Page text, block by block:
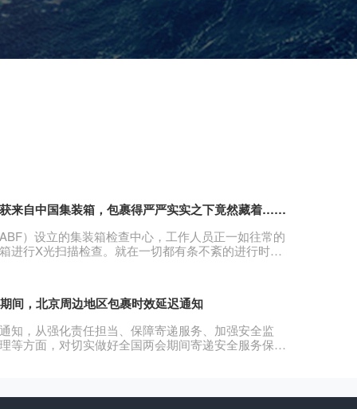
来自中国集装箱，包裹得严严实实之下竟然藏着……
）设立的集装箱检查中心，工作人员正一如往常的
进行X光扫描检查。就在一切都有条不紊的进行时，
间，北京周边地区包裹时效延迟通知
知，从强化责任担当、保障寄递服务、加强安全监
等方面，对切实做好全国两会期间寄递安全服务保障